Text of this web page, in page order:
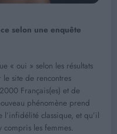
selon une enquête
« oui » selon les résultats
site de rencontres
Français(es) et de
phénomène prend
classique, et qu’il
compris les femmes.